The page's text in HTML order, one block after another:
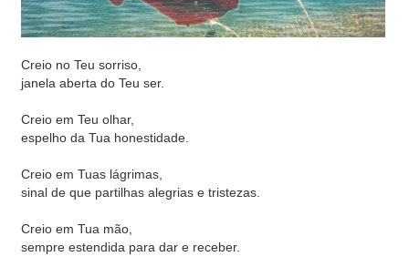
Creio no Teu sorriso,
janela aberta do Teu ser.
Creio em Teu olhar,
espelho da Tua honestidade.
Creio em Tuas lágrimas,
sinal de que partilhas alegrias e tristezas.
Creio em Tua mão,
sempre estendida para dar e receber.